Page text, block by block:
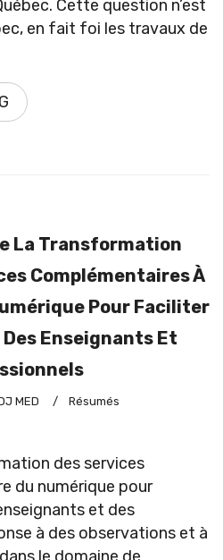
Cette question n’est
en fait foi les travaux de
La Transformation
Complémentaires À
Pour Faciliter
Enseignants Et
MED / Résumés
des services
du numérique pour
et des
à des observations et à